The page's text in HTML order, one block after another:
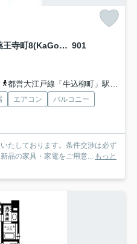
新品家具付きマンション市谷薬王寺町8(KaGood東京) 901
都営大江戸線「牛込柳町」駅 徒歩6分
エアコン
バルコニー
たしております。条件交渉は必ず
品の家具・家電をご用意...
もっと